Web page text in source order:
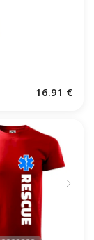
16.91 €